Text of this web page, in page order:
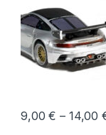
9,00€ – 14,00
Dieses Produkt